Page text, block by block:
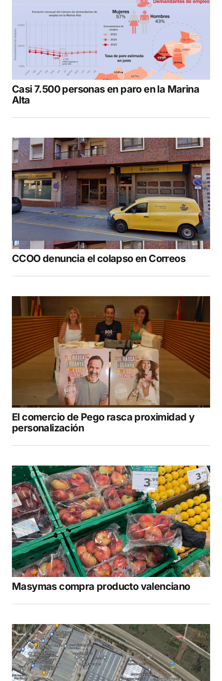
Casi 7.500 personas en paro en la Marina
Alta
CCOO denuncia el colapso en Correos
El comercio de Pego rasca proximidad y
personalización
Masymas compra producto valenciano